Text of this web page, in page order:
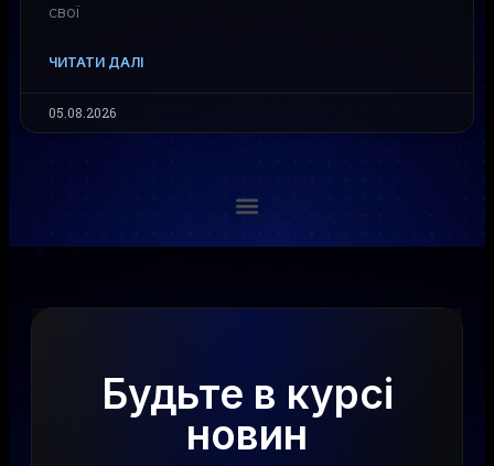
свої
ЧИТАТИ ДАЛІ
05.08.2026
Будьте в курсі
новин